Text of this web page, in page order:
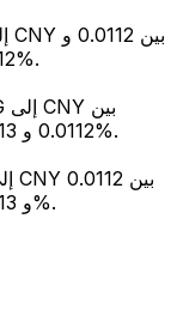
0.0112. كان المتوسط 0.0112 مع تقلبات 0.02%.
0.0112 و 0.0113. كان المتوسط 0.0112 مع تقلبات 0.06%.
و 0.0113. كان المتوسط 0.0112 مع تقلبات 0.09%.